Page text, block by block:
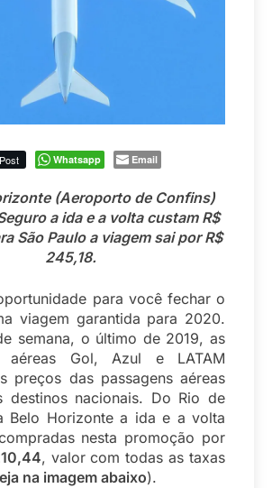
Post Whatsapp Email
(Aeroporto de Confins)
a ida e a volta custam R$
São Paulo a viagem sai por R$
245,18.
para você fechar o
viagem garantida para 2020.
semana, o último de 2019, as
aéreas Gol, Azul e LATAM
preços das passagens aéreas
destinos nacionais. Do Rio de
Belo Horizonte a ida e a volta
nesta promoção por
, valor com todas as taxas
na imagem abaixo).